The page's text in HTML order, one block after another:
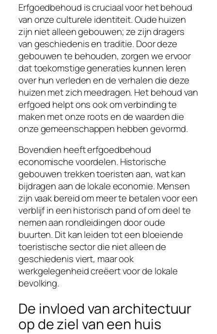
Erfgoedbehoud is cruciaal voor het behoud
van onze culturele identiteit. Oude huizen
zijn niet alleen gebouwen; ze zijn dragers
van geschiedenis en traditie. Door deze
gebouwen te behouden, zorgen we ervoor
dat toekomstige generaties kunnen leren
over hun verleden en de verhalen die deze
huizen met zich meedragen. Het behoud van
erfgoed helpt ons ook om verbinding te
maken met onze roots en de waarden die
onze gemeenschappen hebben gevormd.
Bovendien heeft erfgoedbehoud
economische voordelen. Historische
gebouwen trekken toeristen aan, wat kan
bijdragen aan de lokale economie. Mensen
zijn vaak bereid om meer te betalen voor een
verblijf in een historisch pand of om deel te
nemen aan rondleidingen door oude
buurten. Dit kan leiden tot een bloeiende
toeristische sector die niet alleen de
geschiedenis viert, maar ook
werkgelegenheid creëert voor de lokale
bevolking.
De invloed van architectuur
op de ziel van een huis